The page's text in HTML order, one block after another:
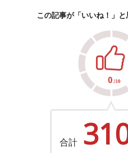
この記事が「いいね！」と
合計